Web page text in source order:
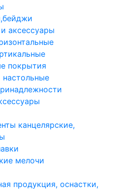
аксессуары
покрытия
канцелярские,
мелочи
продукция, оснастки,